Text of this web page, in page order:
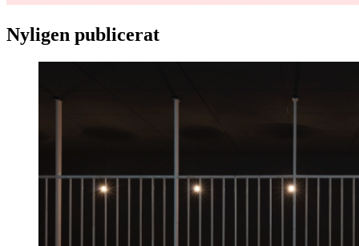
Nyligen publicerat